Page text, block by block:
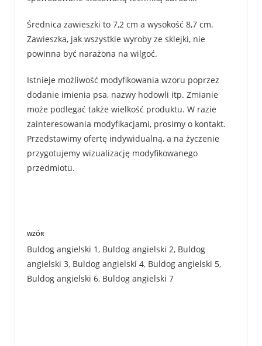
Średnica zawieszki to 7,2 cm a wysokość 8,7 cm.
Zawieszka, jak wszystkie wyroby ze sklejki, nie
powinna być narażona na wilgoć.
Istnieje możliwość modyfikowania wzoru poprzez
dodanie imienia psa, nazwy hodowli itp. Zmianie
może podlegać także wielkość produktu. W razie
zainteresowania modyfikacjami, prosimy o kontakt.
Przedstawimy ofertę indywidualną, a na życzenie
przygotujemy wizualizację modyfikowanego
przedmiotu.
WZÓR
Buldog angielski 1, Buldog angielski 2, Buldog
angielski 3, Buldog angielski 4, Buldog angielski 5,
Buldog angielski 6, Buldog angielski 7